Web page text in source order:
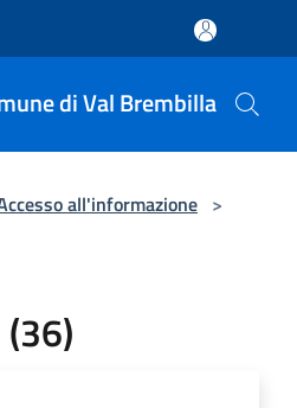
di Val Brembilla
all'informazione >